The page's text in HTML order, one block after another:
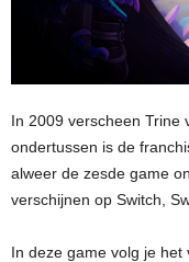
In 2009 verscheen Trine
ondertussen is de
alweer de zesde game
verschijnen op Switch,
In deze game volg je